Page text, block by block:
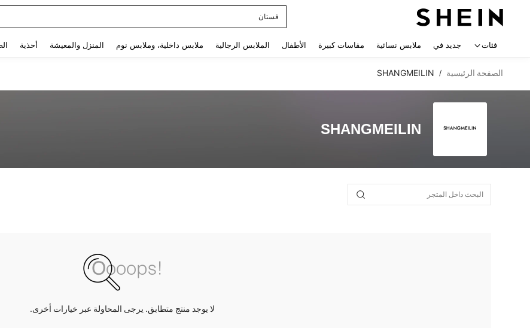
فستان
فئات جديد في ملابس نسائية مقاسات كبيرة الأطفال الملابس الرجالية ملابس داخلية، وملابس نوم المنزل والمعيشة أحذية
الصفحة الرئيسية /
SHANGMEILIN
SHANGMEILIN
لا يوجد منتج متطابق. يرجى المحاولة عبر خيارات أخرى.